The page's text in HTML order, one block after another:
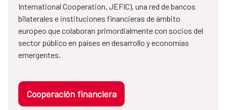
International Cooperation, JEFIC), una red de bancos
bilaterales e instituciones financieras de ámbito
europeo que colaboran primordialmente con socios del
sector público en países en desarrollo y economías
emergentes.
Cooperación financiera